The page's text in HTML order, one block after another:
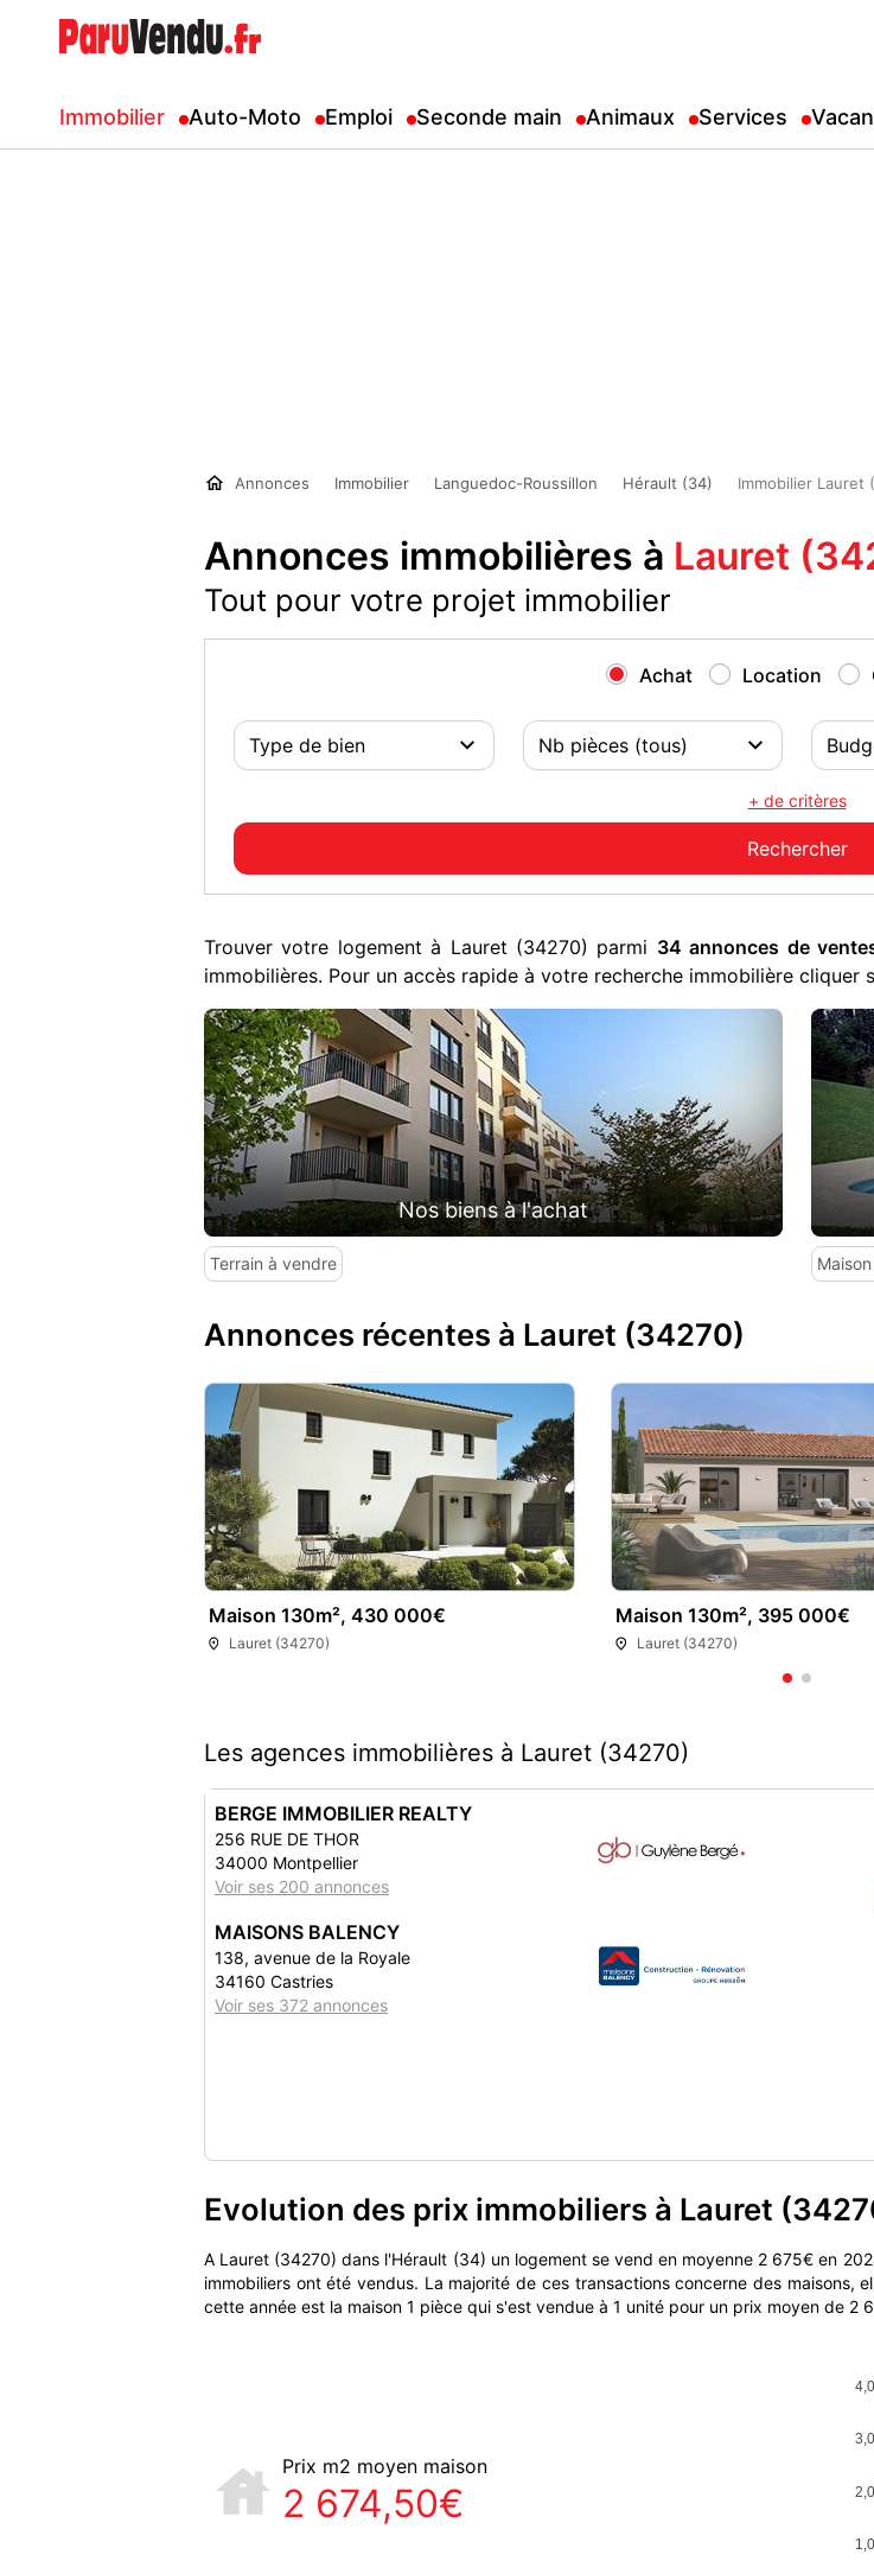
Immobilier Auto-Moto Emploi Seconde main Animaux Services
Annonces Immobilier Languedoc-Roussillon Hérault (34) Immobilier Lauret
Annonces immobilières à Lauret
Tout pour votre projet immobilier
Achat Location
+ de critères
Trouver votre logement à Lauret (34270) parmi 34 annonces de
immobilières. Pour un accès rapide à votre recherche immobilière cliquer
Nos biens à l'achat
Terrain à vendre
Annonces récentes à Lauret (34270)
Maison 130m², 430 000€
Lauret (34270)
Maison 130m², 395 000€
Lauret (34270)
Les agences immobilières à Lauret (34270)
BERGE IMMOBILIER REALTY
256 RUE DE THOR
34000 Montpellier
Voir ses 200 annonces
MAISONS BALENCY
138, avenue de la Royale
34160 Castries
Voir ses 372 annonces
Evolution des prix immobiliers à Lauret
A Lauret (34270) dans l'Hérault (34) un logement se vend en moyenne 2 675€ en
immobiliers ont été vendus. La majorité de ces transactions concerne des
cette année est la maison 1 pièce qui s'est vendue à 1 unité pour un prix moyen de 2
Prix m2 moyen maison
2 674,50€